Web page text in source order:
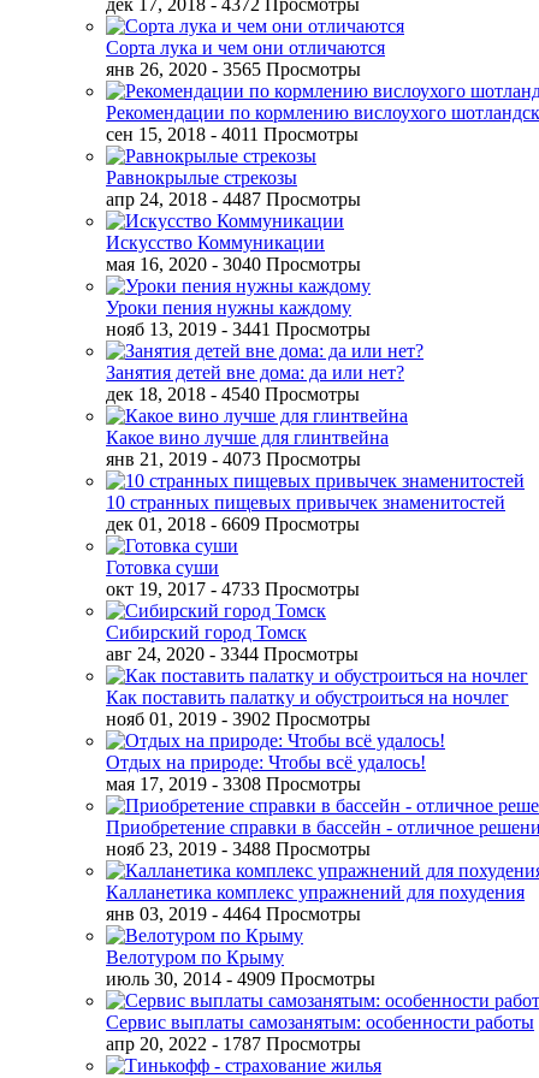
дек 17, 2018 - 4372 Просмотры
Сорта лука и чем они отличаются
янв 26, 2020 - 3565 Просмотры
Рекомендации по кормлению вислоухого
сен 15, 2018 - 4011 Просмотры
Равнокрылые стрекозы
апр 24, 2018 - 4487 Просмотры
Искусство Коммуникации
мая 16, 2020 - 3040 Просмотры
Уроки пения нужны каждому
нояб 13, 2019 - 3441 Просмотры
Занятия детей вне дома: да или нет?
дек 18, 2018 - 4540 Просмотры
Какое вино лучше для глинтвейна
янв 21, 2019 - 4073 Просмотры
10 странных пищевых привычек знаменитостей
дек 01, 2018 - 6609 Просмотры
Готовка суши
окт 19, 2017 - 4733 Просмотры
Сибирский город Томск
авг 24, 2020 - 3344 Просмотры
Как поставить палатку и обустроиться на ночлег
нояб 01, 2019 - 3902 Просмотры
Отдых на природе: Чтобы всё удалось!
мая 17, 2019 - 3308 Просмотры
Приобретение справки в бассейн - отличное
нояб 23, 2019 - 3488 Просмотры
Калланетика комплекс упражнений для похудения
янв 03, 2019 - 4464 Просмотры
Велотуром по Крыму
июль 30, 2014 - 4909 Просмотры
Сервис выплаты самозанятым: особенности работы
апр 20, 2022 - 1787 Просмотры